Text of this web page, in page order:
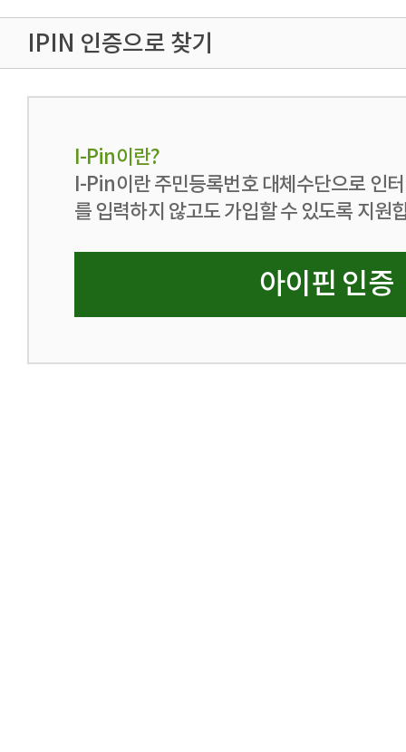
IPIN 인증으로 찾기
I-Pin이란?
I-Pin이란 주민등록번호 대체수단으로 인
를 입력하지 않고도 가입할 수 있도록 지원
아이핀 인증